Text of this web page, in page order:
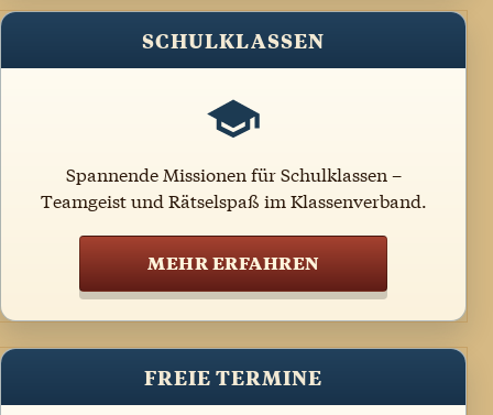
SCHULKLASSEN
Spannende Missionen für Schulklassen –
Teamgeist und Rätselspaß im Klassenverband.
MEHR ERFAHREN
FREIE TERMINE